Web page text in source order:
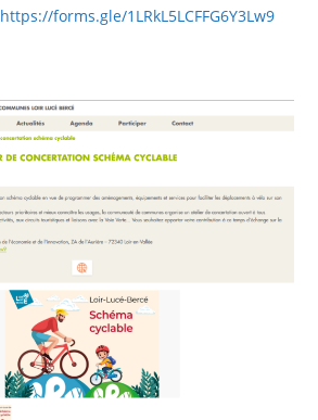
https://forms.gle/1LRkL5LCFFG6Y3Lw9